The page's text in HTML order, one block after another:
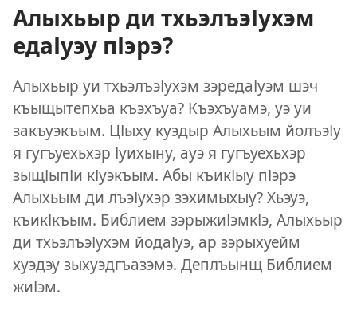
Алыхьыр ди тхьэлъэІухэм
едаІуэу пІэрэ?
Алыхьыр уи тхьэлъэІухэм зэредаІуэм шэч
къыщытепхьа къэхъуа? Къэхъуамэ, уэ уи
закъуэкъым. ЦІыху куэдыр Алыхьым йолъэІу
я гугъуехьхэр Іуихыну, ауэ я гугъуехьхэр
зыщІыпІи кІуэкъым. Абы къикІыу пІэрэ
Алыхьым ди лъэІухэр зэхимыхыу? Хьэуэ,
къикІкъым. Библием зэрыжиІэмкІэ, Алыхьыр
ди тхьэлъэІухэм йодаІуэ, ар зэрыхуейм
хуэдэу зыхуэдгъазэмэ. Деплъынщ Библием
жиІэм.